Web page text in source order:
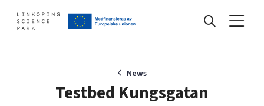
News
Testbed Kungsgatan